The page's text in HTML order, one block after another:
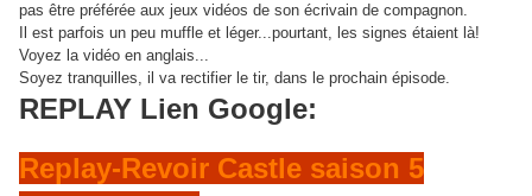
pas être préférée aux jeux vidéos de son écrivain de compagnon.
Il est parfois un peu muffle et léger...pourtant, les signes étaient là!
Voyez la vidéo en anglais...
Soyez tranquilles, il va rectifier le tir, dans le prochain épisode.
REPLAY Lien Google:
Replay-Revoir Castle saison 5